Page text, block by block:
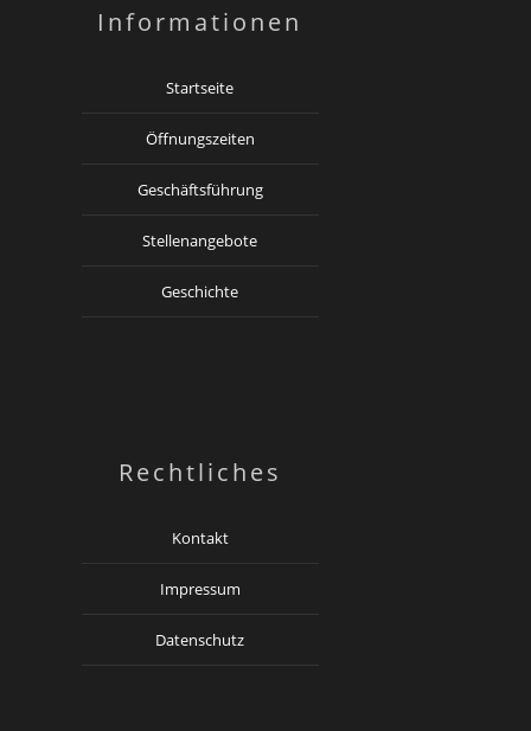
Informationen
Startseite
Öffnungszeiten
Geschäftsführung
Stellenangebote
Geschichte
Rechtliches
Kontakt
Impressum
Datenschutz